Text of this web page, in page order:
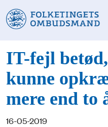
IT-fejl
kunne
mere end to
16-05-2019